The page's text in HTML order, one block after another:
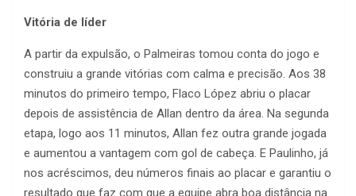
Vitória de líder
A partir da expulsão, o Palmeiras tomou conta do jogo e
construiu a grande vitórias com calma e precisão. Aos 38
minutos do primeiro tempo, Flaco López abriu o placar
depois de assistência de Allan dentro da área. Na segunda
etapa, logo aos 11 minutos, Allan fez outra grande jogada
e aumentou a vantagem com gol de cabeça. E Paulinho, já
nos acréscimos, deu números finais ao placar e garantiu o
resultado que faz com que a equipe abra boa distância na